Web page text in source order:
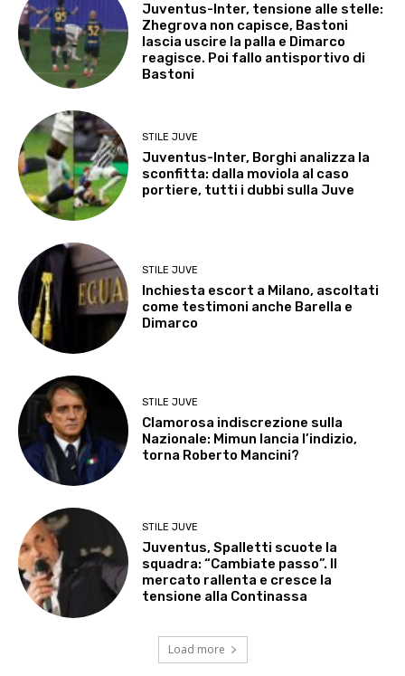
Juventus-Inter, tensione alle stelle:
Zhegrova non capisce, Bastoni
lascia uscire la palla e Dimarco
reagisce. Poi fallo antisportivo di
Bastoni
STILE JUVE
Juventus-Inter, Borghi analizza la
sconfitta: dalla moviola al caso
portiere, tutti i dubbi sulla Juve
STILE JUVE
Inchiesta escort a Milano, ascoltati
come testimoni anche Barella e
Dimarco
STILE JUVE
Clamorosa indiscrezione sulla
Nazionale: Mimun lancia l’indizio,
torna Roberto Mancini?
STILE JUVE
Juventus, Spalletti scuote la
squadra: “Cambiate passo”. Il
mercato rallenta e cresce la
tensione alla Continassa
Load more